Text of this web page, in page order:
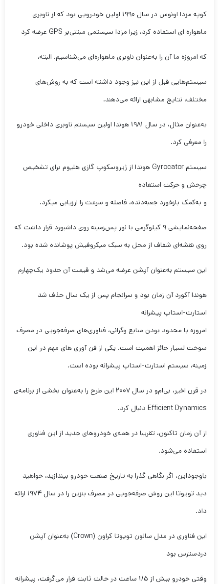
کوپه مزدا اونوس در سال ۱۹۹۰ اولین خودرویی بود که از ناوبری
ماهواره ای استفاده کرد، زیرا مزدا سیستمی مبتنی‌بر GPS عرضه کرد
که امروزه ما آن را به‌عنوان ناوبری ماهواره‌ای می‌شناسیم. البته،
سیستم‌هایی قبل از این نیز وجود داشته است که به روش‌های
مختلف، نتایج مشابهی ارائه می‌دهند.
به‌عنوان مثال، در سال ۱۹۸۱ هوندا اولین سیستم ناوبری داخلی خودرو
را معرفی کرد.
سیستم Gyrocator هوندا از ژیروسکوپ گازی هلیوم برای تشخیص
چرخش و حرکت استفاده
و به‌کمک بازخورد جعبه‌دنده، فاصله و سرعت را ارزیابی میکرد.
صفحه‌نمایشی ۹ کیلوگرمی با نور پس‌زمینه روی داشبورد قرار داشت که
روی نقشه‌ای شفاف از محل به سبک میکروفیش پوشانده شده بود.
این سیستم به‌عنوان آپشن عرضه می‌شد و قیمت آن حدود یک‌چهارم
هوندا آکورد آن زمان بود و سرانجام پس از یک سال حذف شد
استارت-استاپ پیشرانه
امروزه با محدود بودن منابع وگرانی، فناوری‌های صرفه‌جویی در مصرف
سوخت لسیار حائز اهمیت است. یکی از فن آوری های مهم در این
زمینه، سیستم استارت-استاپ پیشرانه بوده است.
در قرن اخیر، بی‌ام‌و در سال ۲۰۰۷ این طرح را به‌عنوان بخشی از برنامه‌ی
Efficient Dynamics دنبال کرد.
از آن زمان تاکنون، تقریبا در همه‌ی خودروهای جدید از این فناوری
استفاده می‌شود.
باوجوداین، اگر نگاهی گذرا به تاریخ صنعت خودرو بیندازید، خواهید
دید تویوتا این روش صرفه‌جویی در مصرف بنزین را در سال ۱۹۷۴ ارائه
داد.
این فناوری در مدل سالون تویوتا کراون (Crown) به‌عنوان آپشن
دردسترس بود
وقتی خودرو بیش از ۱/۵ ساعت در حالت ثابت قرار می‌گرفت، پیشرانه